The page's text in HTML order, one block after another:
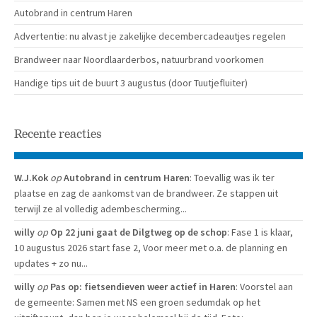
Autobrand in centrum Haren
Advertentie: nu alvast je zakelijke decembercadeautjes regelen
Brandweer naar Noordlaarderbos, natuurbrand voorkomen
Handige tips uit de buurt 3 augustus (door Tuutjefluiter)
Recente reacties
W.J.Kok opAutobrand in centrum Haren: Toevallig was ik ter
plaatse en zag de aankomst van de brandweer. Ze stappen uit
terwijl ze al volledig adembescherming...
willy op Op 22 juni gaat de Dilgtweg op de schop: Fase 1 is klaar,
10 augustus 2026 start fase 2, Voor meer met o.a. de planning en
updates + zo nu...
willy op Pas op: fietsendieven weer actief in Haren: Voorstel aan
de gemeente: Samen met NS een groen sedumdak op het